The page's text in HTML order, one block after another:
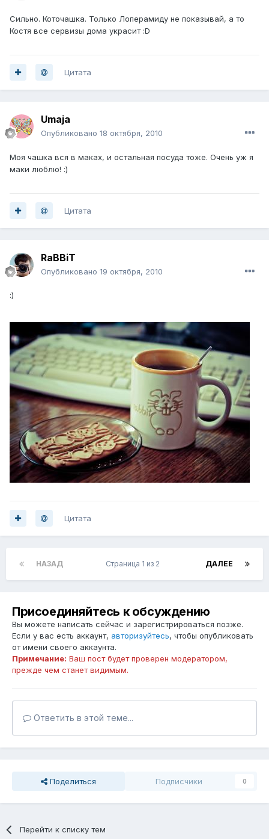
Сильно. Коточашка. Только Лоперамиду не показывай, а то
Костя все сервизы дома украсит :D
Цитата
Umaja
Опубликовано 18 октября, 2010
Моя чашка вся в маках, и остальная посуда тоже. Очень уж я
маки люблю! :)
Цитата
RaBBiT
Опубликовано 19 октября, 2010
:)
Цитата
НАЗАД ДАЛЕЕ
Страница 1 из 2
Присоединяйтесь к обсуждению
Вы можете написать сейчас и зарегистрироваться позже.
Если у вас есть аккаунт, авторизуйтесь, чтобы опубликовать
от имени своего аккаунта.
Примечание: Ваш пост будет проверен модератором,
прежде чем станет видимым.
Ответить в этой теме...
Поделиться Подписчики 0
Перейти к списку тем